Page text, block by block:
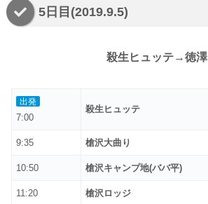
5日目(2019.9.5)
殺生ヒュッテ→徳澤
出発
7:00
殺生ヒュッテ
9:35 槍沢大曲り
10:50 槍沢キャンプ地(ババ平)
11:20 槍沢ロッジ